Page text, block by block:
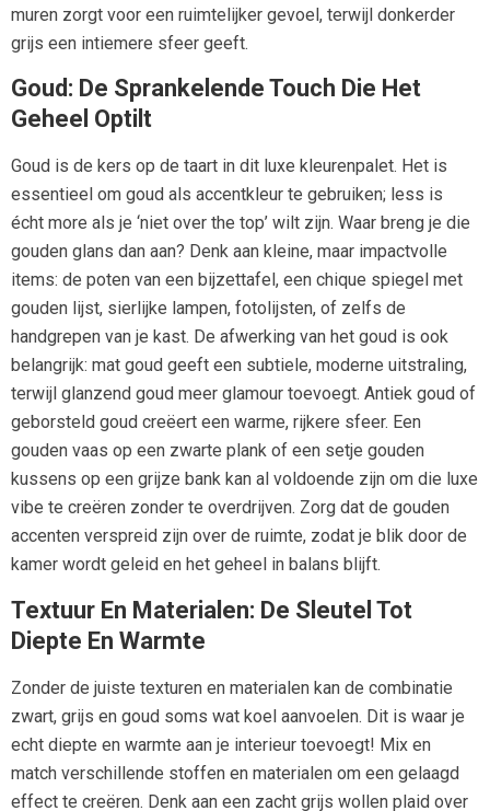
muren zorgt voor een ruimtelijker gevoel, terwijl donkerder
grijs een intiemere sfeer geeft.
Goud: De Sprankelende Touch Die Het
Geheel Optilt
Goud is de kers op de taart in dit luxe kleurenpalet. Het is
essentieel om goud als accentkleur te gebruiken; less is
écht more als je ‘niet over the top’ wilt zijn. Waar breng je die
gouden glans dan aan? Denk aan kleine, maar impactvolle
items: de poten van een bijzettafel, een chique spiegel met
gouden lijst, sierlijke lampen, fotolijsten, of zelfs de
handgrepen van je kast. De afwerking van het goud is ook
belangrijk: mat goud geeft een subtiele, moderne uitstraling,
terwijl glanzend goud meer glamour toevoegt. Antiek goud of
geborsteld goud creëert een warme, rijkere sfeer. Een
gouden vaas op een zwarte plank of een setje gouden
kussens op een grijze bank kan al voldoende zijn om die luxe
vibe te creëren zonder te overdrijven. Zorg dat de gouden
accenten verspreid zijn over de ruimte, zodat je blik door de
kamer wordt geleid en het geheel in balans blijft.
Textuur En Materialen: De Sleutel Tot
Diepte En Warmte
Zonder de juiste texturen en materialen kan de combinatie
zwart, grijs en goud soms wat koel aanvoelen. Dit is waar je
echt diepte en warmte aan je interieur toevoegt! Mix en
match verschillende stoffen en materialen om een gelaagd
effect te creëren. Denk aan een zacht grijs wollen plaid over